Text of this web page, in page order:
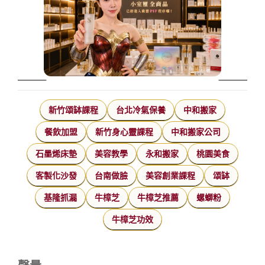
新竹頌缽課程 台北冷氣保養 中和搬家
餐飲加盟 新竹身心靈課程 中和搬家公司
石墨烯床墊 美容教學 永和搬家 桃園美食
客製化沙發 台南做臉 美容創業課程 頌缽
基隆抓漏 牛樟芝 牛樟芝推薦 螺螄粉
牛樟芝功效